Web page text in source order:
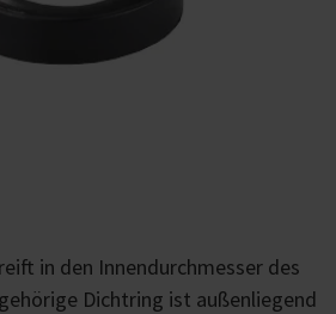
in den Innendurchmesser des
Dichtring ist außenliegend